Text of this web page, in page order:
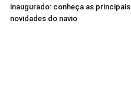
inaugurado: conheça as principais
novidades do navio